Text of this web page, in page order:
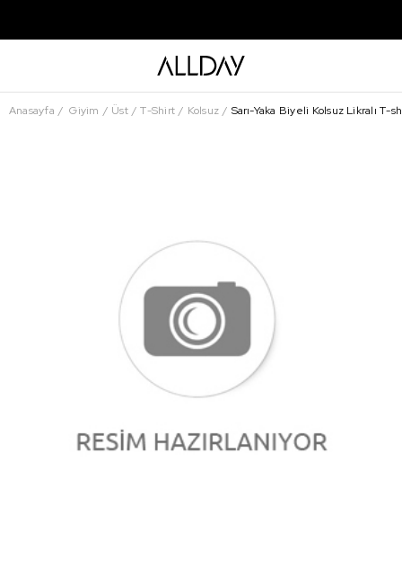
Anasayfa Giyim Üst T-Shirt Kolsuz Sarı-Yaka Biyeli Kolsuz Likralı T-